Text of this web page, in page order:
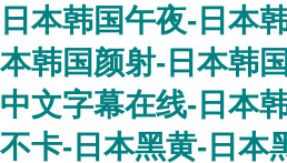
日本韩国午夜-日本
本韩国颜射-日本韩
中文字幕在线-日本
不卡-日本黑黄-日本